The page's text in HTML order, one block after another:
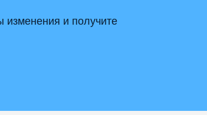
изменения и получите